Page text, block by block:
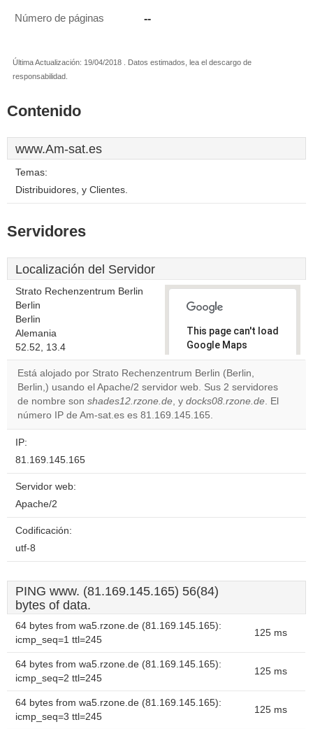
Número de páginas --
Última Actualización: 19/04/2018 . Datos estimados, lea el descargo de
responsabilidad.
Contenido
www.Am-sat.es
Temas:
Distribuidores, y Clientes.
Servidores
Localización del Servidor
Strato Rechenzentrum Berlin
Berlin
Berlin
Alemania
52.52, 13.4
This page can't load
Google Maps
correctly.
Do you
own this
website?
OK
Está alojado por Strato Rechenzentrum Berlin (Berlin,
Berlin,) usando el Apache/2 servidor web. Sus 2 servidores
de nombre son shades12.rzone.de, y docks08.rzone.de. El
número IP de Am-sat.es es 81.169.145.165.
IP:
81.169.145.165
Servidor web:
Apache/2
Codificación:
utf-8
PING www. (81.169.145.165) 56(84)
bytes of data.
64 bytes from wa5.rzone.de (81.169.145.165):
icmp_seq=1 ttl=245
125 ms
64 bytes from wa5.rzone.de (81.169.145.165):
icmp_seq=2 ttl=245
125 ms
64 bytes from wa5.rzone.de (81.169.145.165):
icmp_seq=3 ttl=245
125 ms